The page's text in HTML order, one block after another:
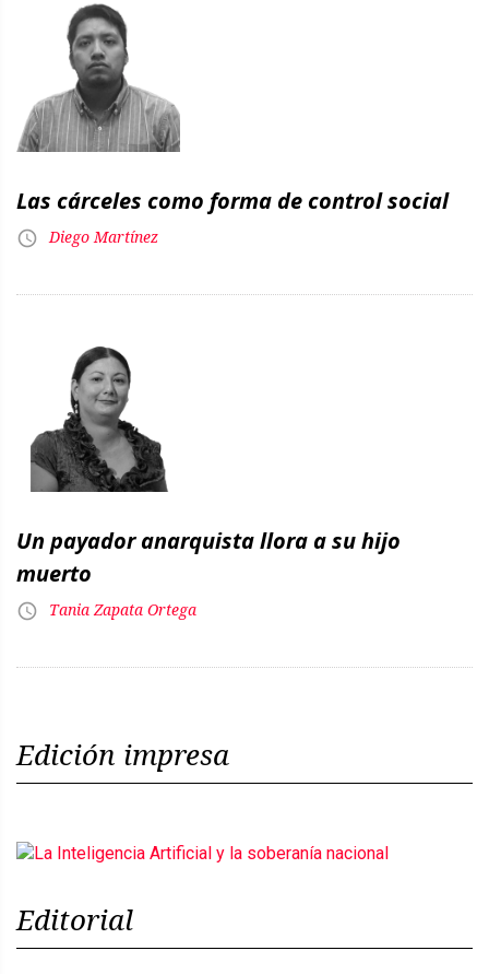
Las cárceles como forma de control social
Diego Martínez
Un payador anarquista llora a su hijo
muerto
Tania Zapata Ortega
Edición impresa
Editorial